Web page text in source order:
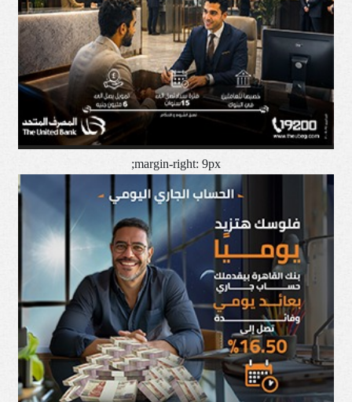
margin-right: 9px;